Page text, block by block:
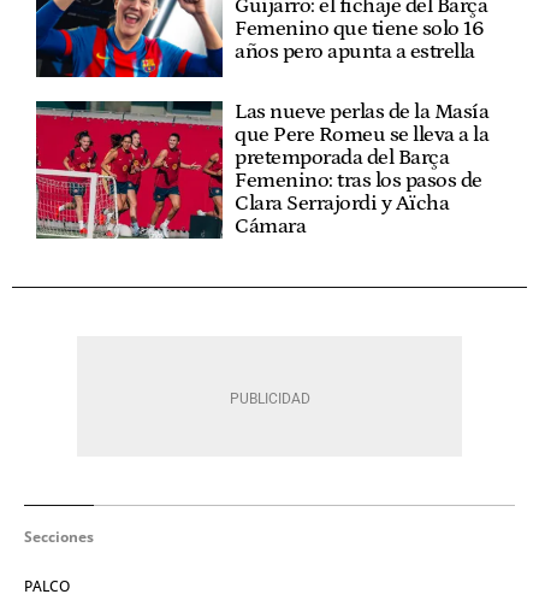
Guijarro: el fichaje del Barça
Femenino que tiene solo 16
años pero apunta a estrella
Las nueve perlas de la Masía
que Pere Romeu se lleva a la
pretemporada del Barça
Femenino: tras los pasos de
Clara Serrajordi y Aïcha
Cámara
Secciones
PALCO